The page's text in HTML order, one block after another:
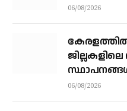
06/08/2026
ജില്ലകളിലെ
06/08/2026